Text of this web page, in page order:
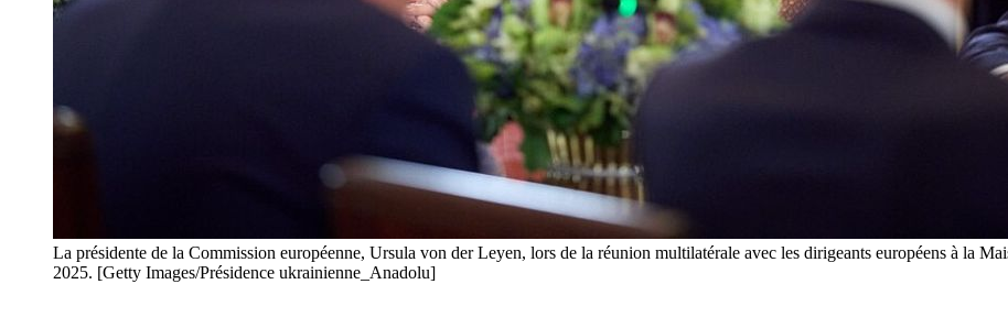
La présidente de la Commission européenne, Ursula von der Leyen, lors de la réunion multilatérale avec les dirigeants européens à la
2025. [Getty Images/Présidence ukrainienne_Anadolu]